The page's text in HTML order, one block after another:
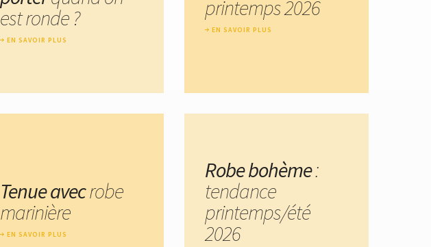
est ronde ?
EN SAVOIR PLUS
printemps 2026
EN SAVOIR PLUS
Tenue avecrobe
marinière
EN SAVOIR PLUS
Robe bohème:
tendance
printemps/été
2026